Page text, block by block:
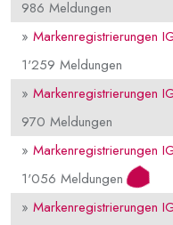
986 Meldungen
» Markenregistrierungen
1'259 Meldungen
» Markenregistrierungen
970 Meldungen
» Markenregistrierungen
1'056 Meldungen
» Markenregistrierungen